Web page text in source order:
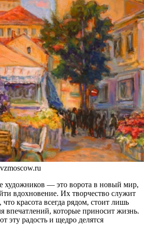
художников — это ворота в новый мир,
вдохновение. Их творчество служит
красота всегда рядом, стоит лишь
впечатлений, которые приносит жизнь.
эту радость и щедро делятся